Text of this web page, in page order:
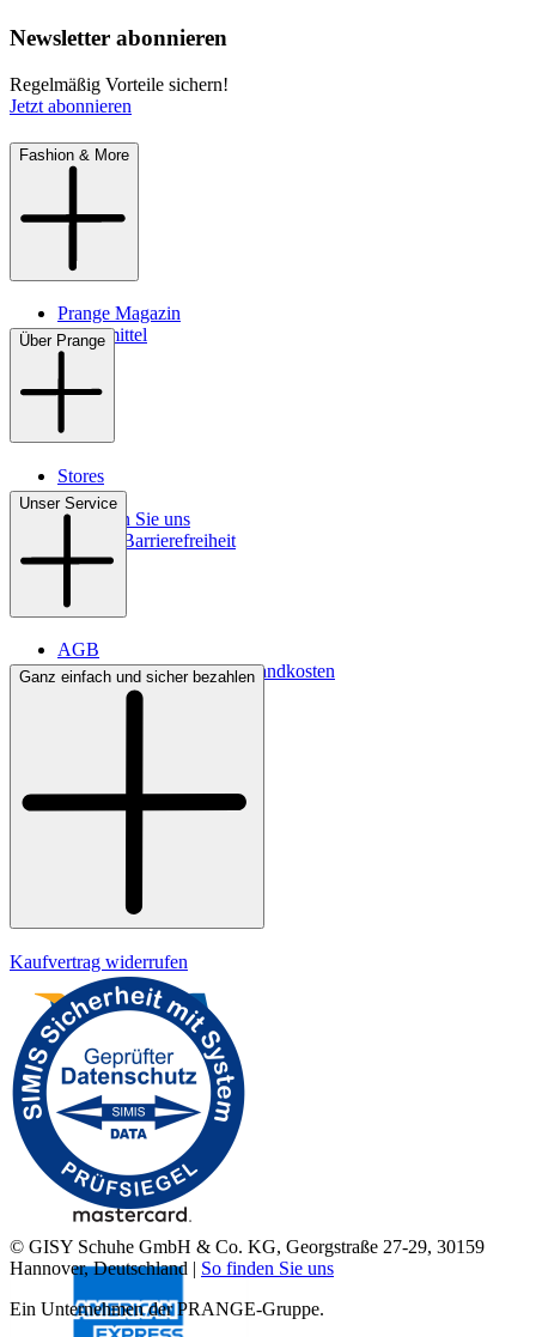
Newsletter abonnieren
Regelmäßig Vorteile sichern!
Jetzt abonnieren
Fashion & More
Prange Magazin
Pflegemittel
Über Prange
Stores
Kontakt
So finden Sie uns
Digitale Barrierefreiheit
Unser Service
AGB
Lieferbedingungen & Versandkosten
Bezahlung
Ganz einfach und sicher bezahlen
Kaufvertrag widerrufen
© GISY Schuhe GmbH & Co. KG, Georgstraße 27-29, 30159
Hannover, Deutschland | So finden Sie uns
Ein Unternehmen der PRANGE-Gruppe.